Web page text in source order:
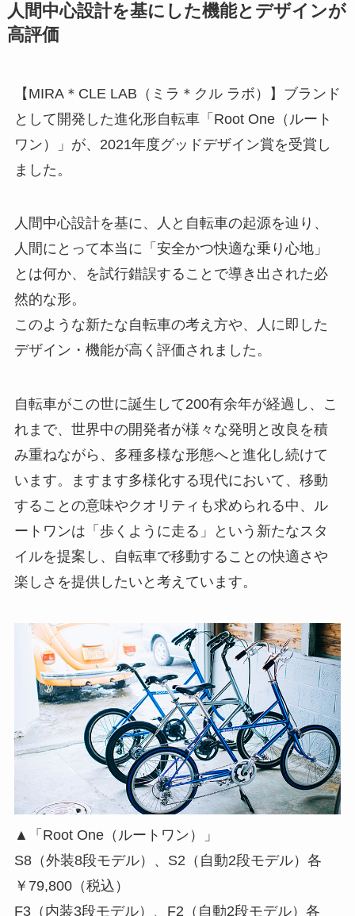
人間中心設計を基にした機能とデザインが
高評価
【MIRA＊CLE LAB（ミラ＊クル ラボ）】ブランド
として開発した進化形自転車「Root One（ルート
ワン）」が、2021年度グッドデザイン賞を受賞し
ました。
人間中心設計を基に、人と自転車の起源を辿り、
人間にとって本当に「安全かつ快適な乗り心地」
とは何か、を試行錯誤することで導き出された必
然的な形。
このような新たな自転車の考え方や、人に即した
デザイン・機能が高く評価されました。
自転車がこの世に誕生して200有余年が経過し、こ
れまで、世界中の開発者が様々な発明と改良を積
み重ねながら、多種多様な形態へと進化し続けて
います。ますます多様化する現代において、移動
することの意味やクオリティも求められる中、ル
ートワンは「歩くように走る」という新たなスタ
イルを提案し、自転車で移動することの快適さや
楽しさを提供したいと考えています。
▲「Root One（ルートワン）」
S8（外装8段モデル）、S2（自動2段モデル）各
￥79,800（税込）
F3（内装3段モデル）、F2（自動2段モデル）各